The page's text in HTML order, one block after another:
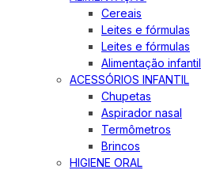
Cereais
Leites e fórmulas
Leites e fórmulas
Alimentação infantil
ACESSÓRIOS INFANTIL
Chupetas
Aspirador nasal
Termômetros
Brincos
HIGIENE ORAL